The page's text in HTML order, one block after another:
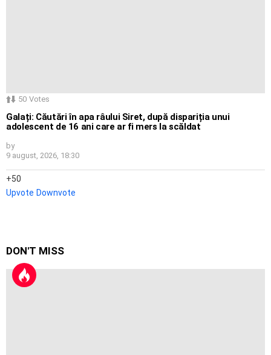
50 Votes
Galați: Căutări în apa râului Siret, după dispariția unui
adolescent de 16 ani care ar fi mers la scăldat
by
9 august, 2026, 18:30
50
Upvote Downvote
DON'T MISS